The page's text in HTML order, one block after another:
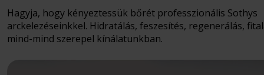
Hagyja, hogy kényeztessük bőrét professzionális Sothys
arckelezéseinkkel. Hidratálás, feszesítés, regenerálás,
mind-mind szerepel kínálatunkban.